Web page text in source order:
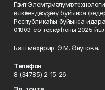
Гәзит Элемтә, мәғлүмәт
өлкәһендә күҙәтеү буйынса
Республикаһы буйынса
01803-сө теркәү һаны 2025
Баш мөхәррир: Ә.М. Әйүпова.
Телефон
8 (34785) 2-15-26